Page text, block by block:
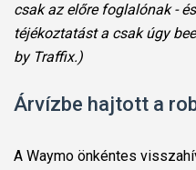
csak az előre foglalónak -
téjékoztatást a csak úgy
by Traffix.)
Árvízbe hajtott a
A Waymo önkéntes